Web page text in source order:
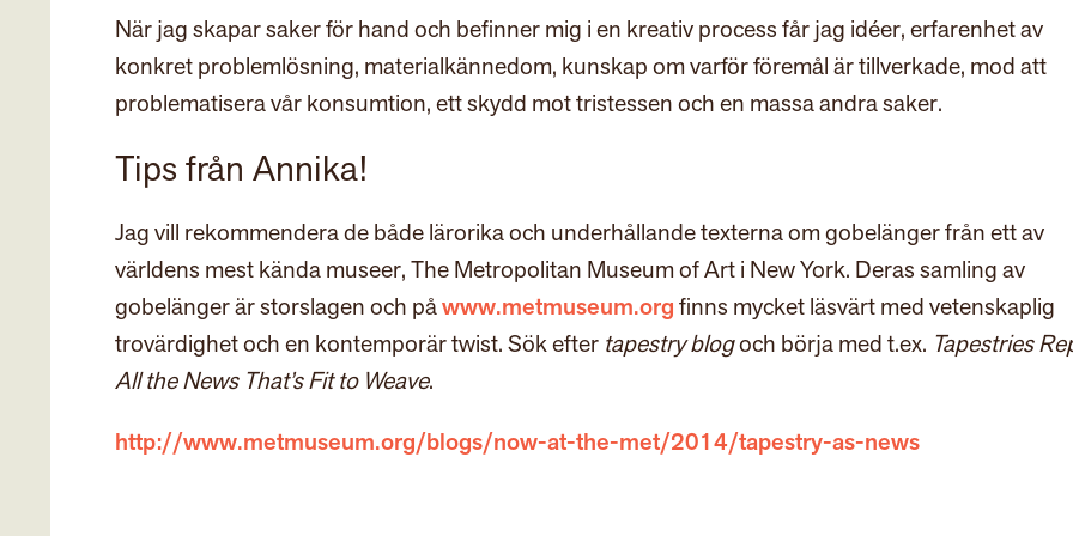
När jag skapar saker för hand och befinner mig i en kreativ process får jag idéer, erfarenhet av
konkret problemlösning, materialkännedom, kunskap om varför föremål är tillverkade, mod att
problematisera vår konsumtion, ett skydd mot tristessen och en massa andra saker.
Tips från Annika!
Jag vill rekommendera de både lärorika och underhållande texterna om gobelänger från ett av
världens mest kända museer, The Metropolitan Museum of Art i New York. Deras samling av
gobelänger är storslagen och påwww.metmuseum.orgfinns mycket läsvärt med vetenskaplig
trovärdighet och en kontemporär twist. Sök efter tapestry blogoch börja med t.ex. Tapestries
All the News That’s Fit to Weave.
http://www.metmuseum.org/blogs/now-at-the-met/2014/tapestry-as-news